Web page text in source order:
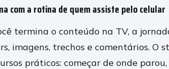
com a rotina de quem assiste pelo celular
termina o conteúdo na TV, a
imagens, trechos e comentários. O
práticos: começar de onde